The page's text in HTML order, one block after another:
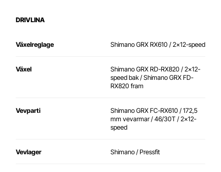
DRIVLINA
Växelreglage Shimano GRX RX610 / 2x12-speed
Växel
Shimano GRX RD-RX820 / 2x12-
speed bak /Shimano GRX FD-
RX820 fram
Vevparti
Shimano GRX FC-RX610 / 172,5
mm vevarmar / 46/30T / 2x12-
speed
Vevlager Shimano / Pressfit